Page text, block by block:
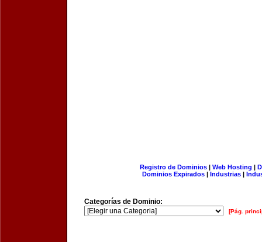
Registro de Dominios| Web Hosting |
Dominios Expirados | Industrias |
Categorías de Dominio:
[Pág.